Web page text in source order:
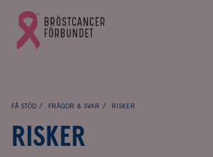
Gå
till
Bröstcancerförbundets
FÅ STÖD FRÅGOR & SVAR RISKER
RISKER